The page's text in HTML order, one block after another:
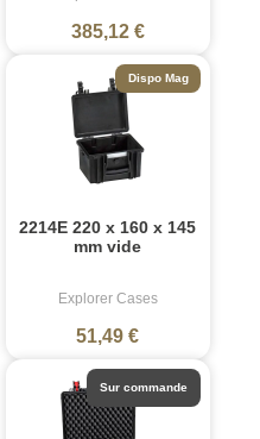
385,12 €
2214E 220 x 160 x 145
mm vide
Explorer Cases
51,49 €
Dispo Mag
Sur commande